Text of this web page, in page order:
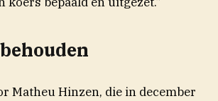
Matheu Hinzen, die in december